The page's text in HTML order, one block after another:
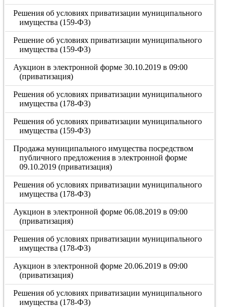
Решения об условиях приватизации муниципального
имущества (159-ФЗ)
Решение об условиях приватизации муниципального
имущества (159-ФЗ)
Аукцион в электронной форме 30.10.2019 в 09:00
(приватизация)
Решения об условиях приватизации муниципального
имущества (178-ФЗ)
Решения об условиях приватизации муниципального
имущества (159-ФЗ)
Продажа муниципального имущества посредством
публичного предложения в электронной форме
09.10.2019 (приватизация)
Решения об условиях приватизации муниципального
имущества (178-ФЗ)
Аукцион в электронной форме 06.08.2019 в 09:00
(приватизация)
Решения об условиях приватизации муниципального
имущества (178-ФЗ)
Аукцион в электронной форме 20.06.2019 в 09:00
(приватизация)
Решения об условиях приватизации муниципального
имущества (178-ФЗ)